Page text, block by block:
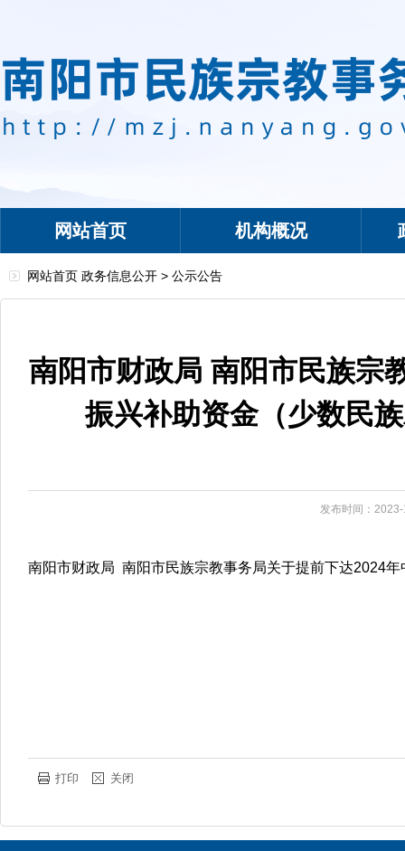
网站首页 机构概况
网站首页 政务信息公开 > 公示公告
南阳市财政局 南阳市民族宗
振兴补助资金（少数民
发布时间：
南阳市财政局 南阳市民族宗教事务局关于提前下达2024
打印 关闭